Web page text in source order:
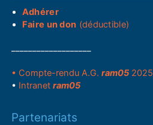
Adhérer
Faire un don (déductible)
• Compte-rendu A.G.ram05 2025
• Intranetram05
Partenariats